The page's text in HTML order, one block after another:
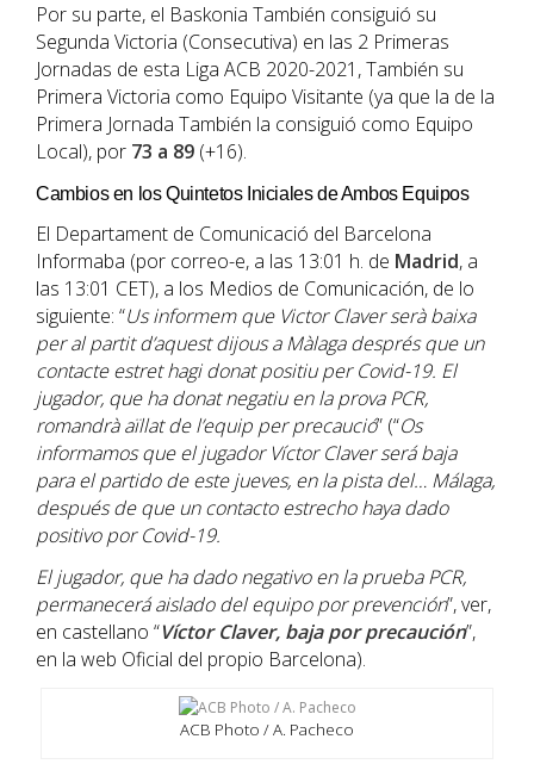
Por su parte, el Baskonia También consiguió su
Segunda Victoria (Consecutiva) en las 2 Primeras
Jornadas de esta Liga ACB 2020-2021, También su
Primera Victoria como Equipo Visitante (ya que la de la
Primera Jornada También la consiguió como Equipo
Local), por 73 a 89 (+16).
Cambios en los Quintetos Iniciales de Ambos Equipos
El Departament de Comunicació del Barcelona
Informaba (por correo-e, a las 13:01 h. de Madrid, a
las 13:01 CET), a los Medios de Comunicación, de lo
siguiente: “Us informem que Victor Claver serà baixa
per al partit d’aquest dijous a Màlaga després que un
contacte estret hagi donat positiu per Covid-19. El
jugador, que ha donat negatiu en la prova PCR,
romandrà aïllat de l’equip per precaució” (“Os
informamos que el jugador Víctor Claver será baja
para el partido de este jueves, en la pista del… Málaga,
después de que un contacto estrecho haya dado
positivo por Covid-19.
El jugador, que ha dado negativo en la prueba PCR,
permanecerá aislado del equipo por prevención”, ver,
en castellano “Víctor Claver, baja por precaución”,
en la web Oficial del propio Barcelona).
ACB Photo / A. Pacheco